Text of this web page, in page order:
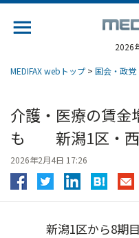
2026
MEDIFAX webトップ > 国会・政党
介護・医療の賃金
も 新潟1区・西
2026年2月4日 17:26
新潟1区から8期